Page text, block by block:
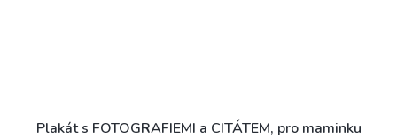
Plakát s FOTOGRAFIEMI a CITÁTEM, pro maminku